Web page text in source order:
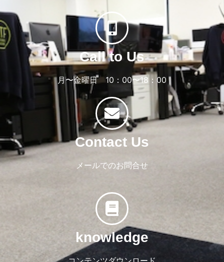
Call to Us
月〜金曜日 10：00〜18：00
Contact Us
メールでのお問合せ
knowledge